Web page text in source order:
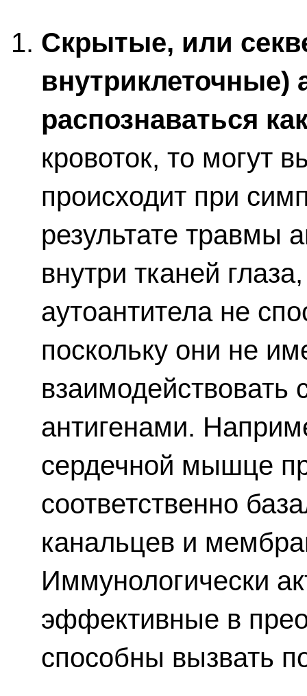
Скрытые, или
внутриклеточные)
распознаваться
кровоток, то могут
происходит при
результате травмы
внутри тканей
аутоантитела не
поскольку они не
взаимодействовать
антигенами.
сердечной мышце
соответственно
канальцев и
Иммунологически
эффективные в
способны вызвать